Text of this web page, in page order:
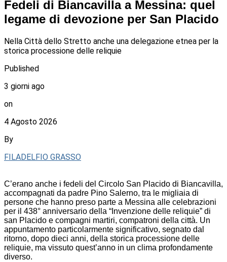
Fedeli di Biancavilla a Messina: quel
legame di devozione per San Placido
Nella Città dello Stretto anche una delegazione etnea per la
storica processione delle reliquie
Published
3 giorni ago
on
4 Agosto 2026
By
FILADELFIO GRASSO
C’erano anche i fedeli del Circolo San Placido di Biancavilla,
accompagnati da padre Pino Salerno, tra le migliaia di
persone che hanno preso parte a Messina alle celebrazioni
per il 438° anniversario della “Invenzione delle reliquie” di
san Placido e compagni martiri, compatroni della città. Un
appuntamento particolarmente significativo, segnato dal
ritorno, dopo dieci anni, della storica processione delle
reliquie, ma vissuto quest’anno in un clima profondamente
diverso.